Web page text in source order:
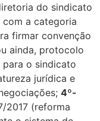
do sindicato
a categoria
firmar convenção
ainda, protocolo
o sindicato
jurídica e
4º-
2017 (reforma